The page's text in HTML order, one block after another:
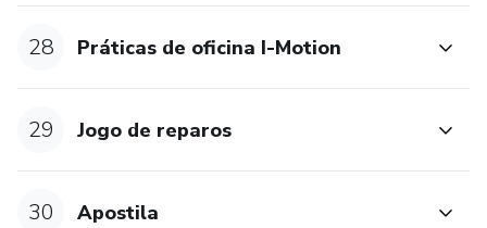
28 Práticas de oficina I-Motion
29 Jogo de reparos
30 Apostila